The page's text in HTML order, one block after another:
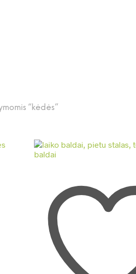
“kėdės”